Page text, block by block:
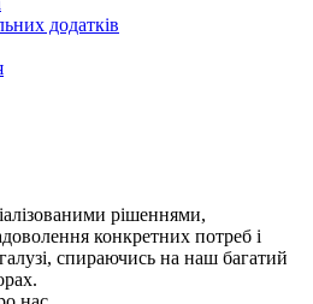
додатків
рішеннями,
конкретних потреб і
спираючись на наш багатий